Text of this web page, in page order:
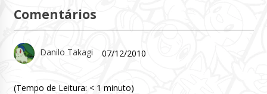
Comentários
Danilo Takagi 07/12/2010
(Tempo de Leitura: < 1 minuto)